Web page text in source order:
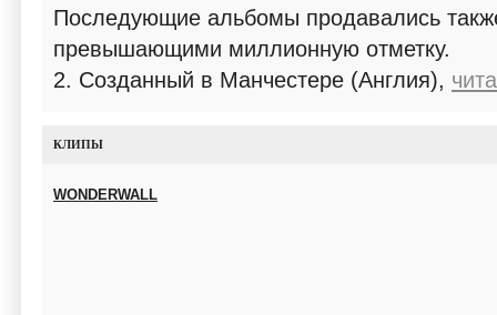
Последующие альбомы продавались
превышающими миллионную отметку.
2. Созданный в Манчестере (Англия),
КЛИПЫ
WONDERWALL